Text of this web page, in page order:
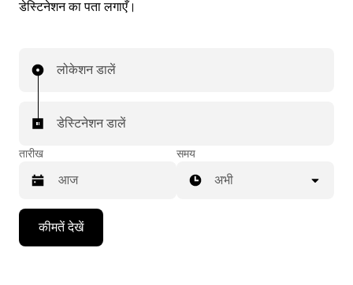
डेस्टिनेशन का पता लगाएँ।
लोकेशन डालें
डेस्टिनेशन डालें
तारीख
Press
down
समय
अभी
कीमतें देखें